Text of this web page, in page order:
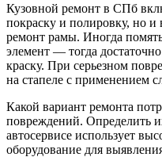
Кузовной ремонт в СПб
покраску и полировку, но и
ремонт рамы. Иногда
элемент — тогда
краску. При серьезном
на стапеле с применением
Какой вариант ремонта
повреждений. Определить
автосервисе использует
оборудование для